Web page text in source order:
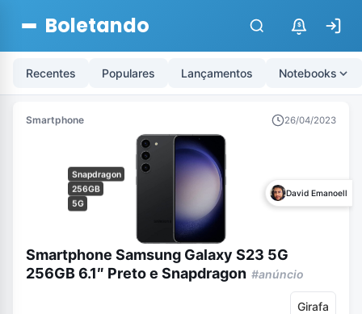
Boletando $
Recentes Populares Lançamentos Notebooks
Smartphone 26/04/2023
Snapdragon
256GB
5G
David Emanoell
Smartphone Samsung Galaxy S23 5G
256GB 6.1″ Preto e Snapdragon #anúncio
Girafa